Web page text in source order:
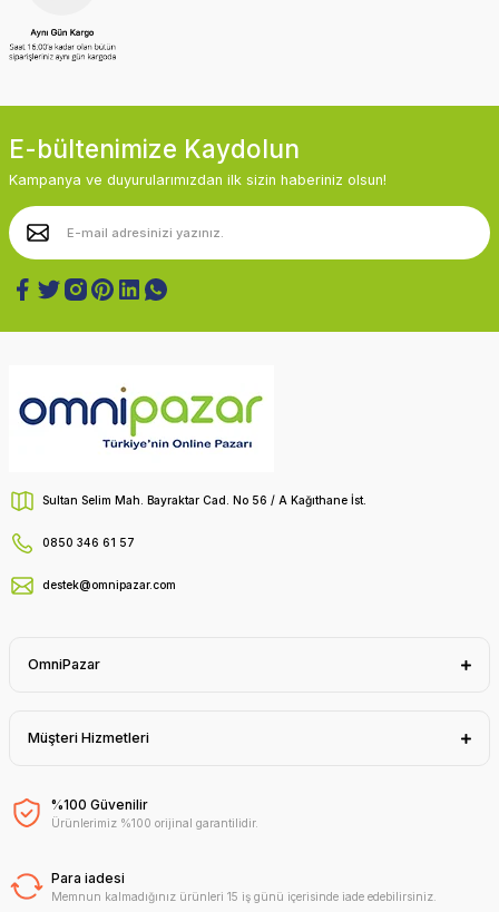
E-bültenimize Kaydolun
Kampanya ve duyurularımızdan ilk sizin haberiniz olsun!
Sultan Selim Mah. Bayraktar Cad. No 56 / A Kağıthane İst.
0850 346 61 57
destek@omnipazar.com
OmniPazar
Müşteri Hizmetleri
%100 Güvenilir
Ürünlerimiz %100 orijinal garantilidir.
Para iadesi
Memnun kalmadığınız ürünleri 15 iş günü içerisinde iade edebilirsiniz.